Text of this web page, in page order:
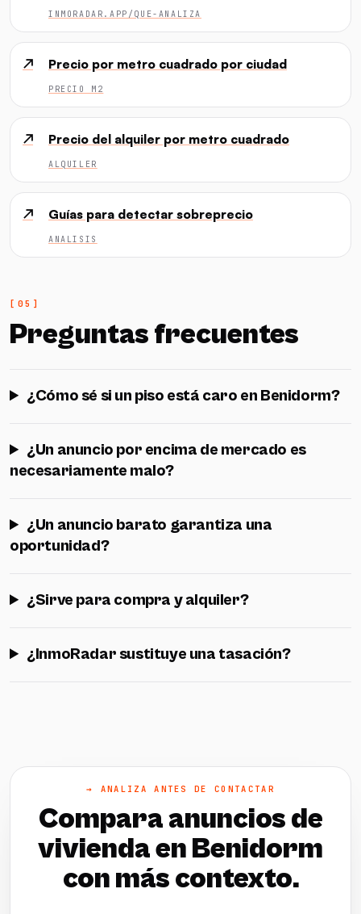
INMORADAR.APP/QUE-ANALIZA
↗ Precio por metro cuadrado por ciudad
PRECIO M2
↗ Precio del alquiler por metro cuadrado
ALQUILER
↗ Guías para detectar sobreprecio
ANALISIS
Preguntas frecuentes
¿Cómo sé si un piso está caro en Benidorm?
¿Un anuncio por encima de mercado es
necesariamente malo?
¿Un anuncio barato garantiza una
oportunidad?
¿Sirve para compra y alquiler?
¿InmoRadar sustituye una tasación?
→ ANALIZA ANTES DE CONTACTAR
Compara anuncios de
vivienda en Benidorm
con más contexto.